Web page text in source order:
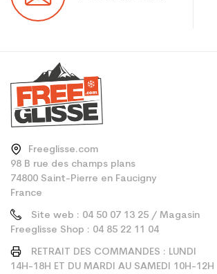
Freeglisse.com
98 B rue des champs plans
74800 Saint-Pierre en Faucigny
France
Site web : 04 50 07 13 25 / Magasin
Freeglisse Shop : 04 85 22 11 04
RETRAIT DES COMMANDES : LUNDI
14H-18H ET DU MARDI AU SAMEDI 10H-12H